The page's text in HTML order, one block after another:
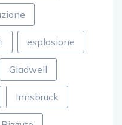
esplosione
Gladwell
Innsbruck